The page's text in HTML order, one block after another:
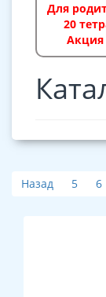
Для
20
Акция
Назад 5 6